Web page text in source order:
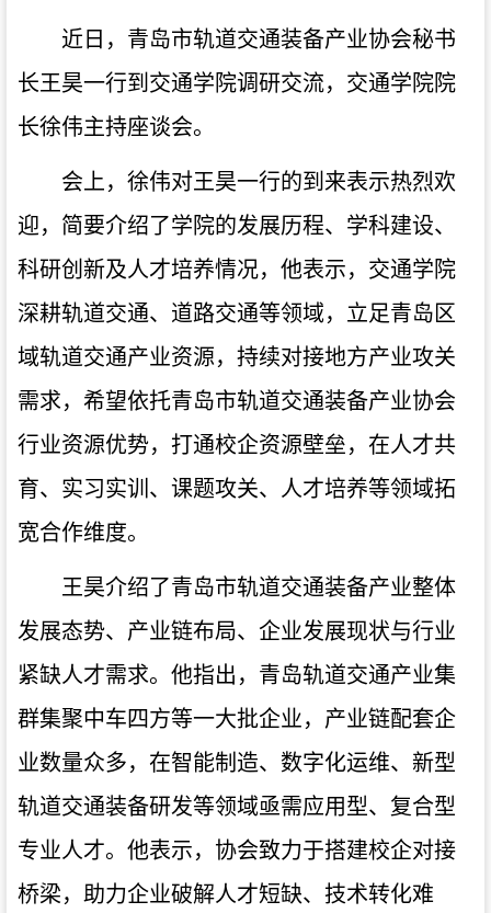
近日，青岛市轨道交通装备产业协会秘书
长王昊一行到交通学院调研交流， 交通学院院
长徐伟主持座谈会。
会上， 徐伟对王昊一行的到来表示热烈欢
迎，简要介绍了学院的发展历程、学科建设、
科研创新及人才培养情况，他表示，交通学院
深耕轨道交通、道路交通等领域，立足青岛区
域轨道交通产业资源，持续对接地方产业攻关
需求，希望依托青岛市轨道交通装备产业协会
行业资源优势，打通校企资源壁垒，在人才共
育、实习实训、课题攻关、 人才培养等领域拓
宽合作维度。
王昊介绍了青岛市轨道交通装备产业整体
发展态势、产业链布局、企业发展现状与行业
紧缺人才需求。他指出，青岛轨道交通产业集
群集聚中车四方等一大批企业，产业链配套企
业数量众多，在智能制造、数字化运维、新型
轨道交通装备研发等领域亟需应用型、复合型
专业人才。 他表示， 协会致力于搭建校企对接
桥梁，助力企业破解人才短缺、技术转化难